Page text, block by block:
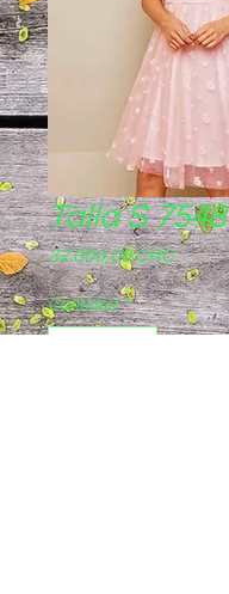
Talla S 7548
32.000,00 CRCPrecio
Cantidad *